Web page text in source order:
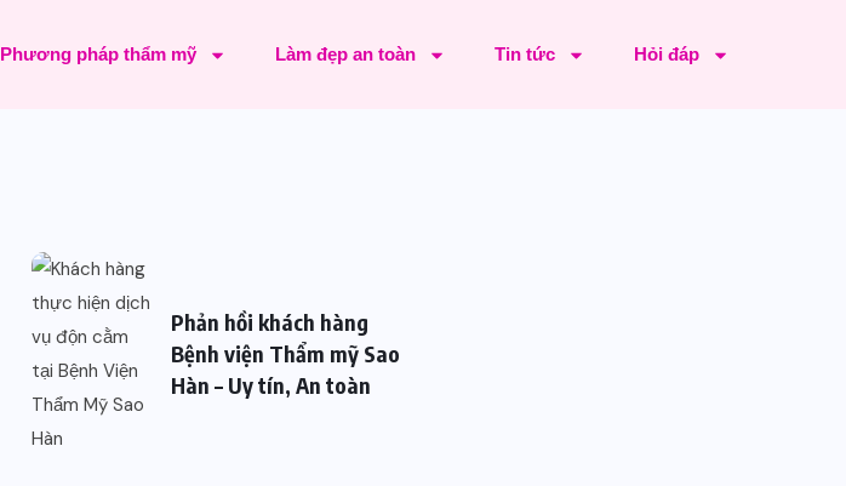
Phương pháp thẩm mỹ Làm đẹp an toàn Tin tức Hỏi đáp
Phản hồi khách hàng
Bệnh viện Thẩm mỹ Sao
Hàn – Uy tín, An toàn